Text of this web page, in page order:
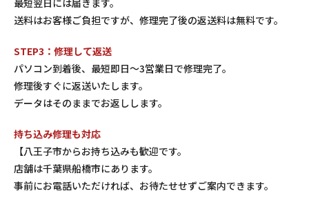
送料はお客様ご負担ですが、修理完了後の返送料は無料です。
STEP3：修理して返送
パソコン到着後、最短即日〜3営業日で修理完了。
修理後すぐに返送いたします。
データはそのままでお返しします。
持ち込み修理も対応
【八王子市からお持ち込みも歓迎です。
店舗は千葉県船橋市にあります。
事前にお電話いただければ、お待たせせずご案内できます。